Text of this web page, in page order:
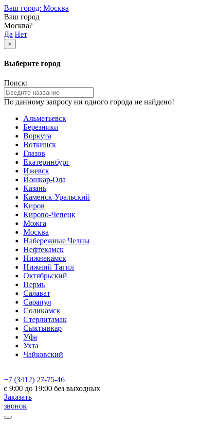
Ваш город: Москва
Ваш город
Москва?
Да Нет
×
Выберите город
Поиск:
По данному запросу ни одного города не найдено!
Альметьевск
Березники
Воркута
Воткинск
Глазов
Екатеринбург
Ижевск
Йошкар-Ола
Казань
Каменск-Уральский
Киров
Кирово-Чепецк
Можга
Москва
Набережные Челны
Нефтекамск
Нижнекамск
Нижний Тагил
Октябрьский
Пермь
Салават
Сарапул
Соликамск
Стерлитамак
Сыктывкар
Уфа
Ухта
Чайковский
+7 (3412) 27-75-46
c 9:00 до 19:00 без выходных
Заказать
звонок